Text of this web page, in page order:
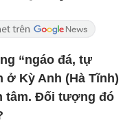
“ngáo đá, tự
ở Kỳ Anh (Hà Tĩnh)
tâm. Đối tượng đó